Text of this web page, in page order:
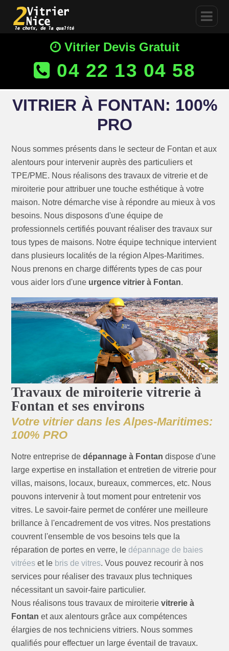
Vitrier Devis Gratuit
04 22 13 04 58
VITRIER À FONTAN: 100%
PRO
Nous sommes présents dans le secteur de Fontan et aux
alentours pour intervenir auprès des particuliers et
TPE/PME. Nous réalisons des travaux de vitrerie et de
miroiterie pour attribuer une touche esthétique à votre
maison. Notre démarche vise à répondre au mieux à vos
besoins. Nous disposons d'une équipe de
professionnels certifiés pouvant réaliser des travaux sur
tous types de maisons. Notre équipe technique intervient
dans plusieurs localités de la région Alpes-Maritimes.
Nous prenons en charge différents types de cas pour
vous aider lors d'une urgence vitrier à Fontan.
Travaux de miroiterie vitrerie à
Fontan et ses environs
Votre vitrier dans les Alpes-Maritimes:
100% PRO
Notre entreprise dedépannage à Fontan dispose d'une
large expertise en installation et entretien de vitrerie pour
villas, maisons, locaux, bureaux, commerces, etc. Nous
pouvons intervenir à tout moment pour entretenir vos
vitres. Le savoir-faire permet de conférer une meilleure
brillance à l'encadrement de vos vitres. Nos prestations
couvrent l'ensemble de vos besoins tels que la
réparation de portes en verre, ledépannage de baies
vitrées et le bris de vitres. Vous pouvez recourir à nos
services pour réaliser des travaux plus techniques
nécessitant un savoir-faire particulier.
Nous réalisons tous travaux de miroiterievitrerie à
Fontan et aux alentours grâce aux compétences
élargies de nos techniciens vitriers. Nous sommes
qualifiés pour effectuer un large éventail de travaux.